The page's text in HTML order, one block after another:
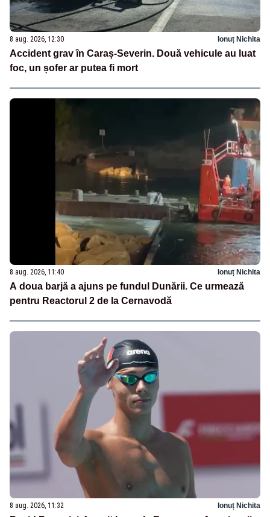
8 aug. 2026, 12:30 Ionuț Nichita
Accident grav în Caraș-Severin. Două vehicule au luat
foc, un șofer ar putea fi mort
8 aug. 2026, 11:40 Ionuț Nichita
A doua barjă a ajuns pe fundul Dunării. Ce urmează
pentru Reactorul 2 de la Cernavodă
8 aug. 2026, 11:32 Ionuț Nichita